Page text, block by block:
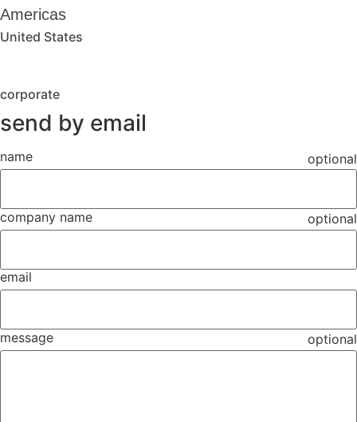
Americas
United States
corporate
send by email
name optional
company name optional
email
message optional